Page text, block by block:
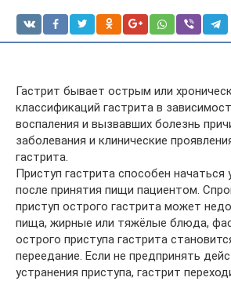
Гастрит бывает острым или
классификаций гастрита в
воспаления и вызвавших болезнь
заболевания и клинические
гастрита.
Приступ гастрита способен начаться
после принятия пищи пациентом.
приступ острого гастрита может
пища, жирные или тяжёлые блюда,
острого приступа гастрита
переедание. Если не предпринять
устранения приступа, гастрит